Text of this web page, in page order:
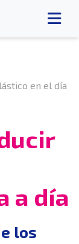
en el día
a día
los